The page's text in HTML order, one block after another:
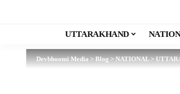
UTTARAKHAND
Devbhoomi Media>Blog>NATIONAL>